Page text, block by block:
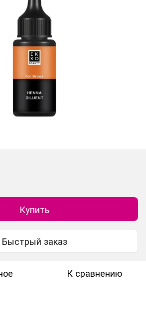
Купить
Быстрый заказ
К сравнению